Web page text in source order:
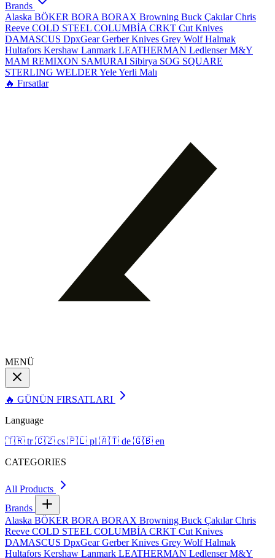
Brands
Alaska BÖKER BORA BORAX Browning Buck ÇakılarChris
Reeve COLD STEEL COLUMBİA CRKT Cut Knives
DAMASCUS DpxGearGerber Knives Grey WolfHalmak
Hultafors Kershaw Lanmark LEATHERMAN LedlenserM&Y
MAM REMIXON SAMURAI Sibirya SOG SQUARE
STERLING WELDER YeleYerli Malı
🔥 Fırsatlar
MENÜ
🔥 GÜNÜN FIRSATLARI
Language
🇹🇷 tr 🇨🇿 cs 🇵🇱 pl 🇦🇹 de 🇬🇧 en
CATEGORIES
All Products
Brands
Alaska BÖKER BORA BORAX Browning Buck ÇakılarChris
Reeve COLD STEEL COLUMBİA CRKT Cut Knives
DAMASCUS DpxGearGerber Knives Grey WolfHalmak
Hultafors Kershaw Lanmark LEATHERMAN LedlenserM&Y